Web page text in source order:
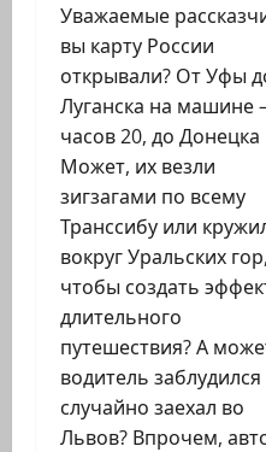
Уважаемые
вы карту России
открывали? От Уфы
Луганска на машине
часов 20, до Донецка
Может, их везли
зигзагами по всему
Транссибу или
вокруг Уральских гор,
чтобы создать
длительного
путешествия? А
водитель заблудился
случайно заехал во
Львов? Впрочем,